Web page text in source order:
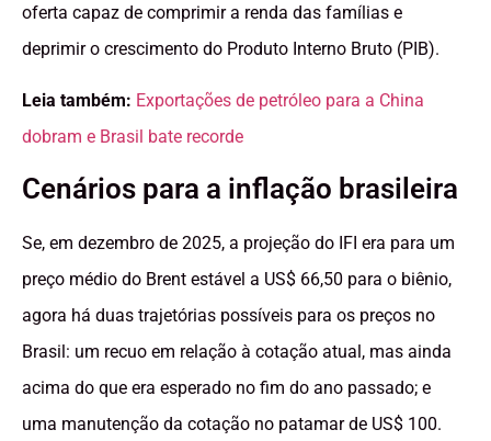
oferta capaz de comprimir a renda das famílias e
deprimir o crescimento do Produto Interno Bruto (PIB).
Leia também: Exportações de petróleo para a China
dobram e Brasil bate recorde
Cenários para a inflação brasileira
Se, em dezembro de 2025, a projeção do IFI era para um
preço médio do Brent estável a US$ 66,50 para o biênio,
agora há duas trajetórias possíveis para os preços no
Brasil: um recuo em relação à cotação atual, mas ainda
acima do que era esperado no fim do ano passado; e
uma manutenção da cotação no patamar de US$ 100.